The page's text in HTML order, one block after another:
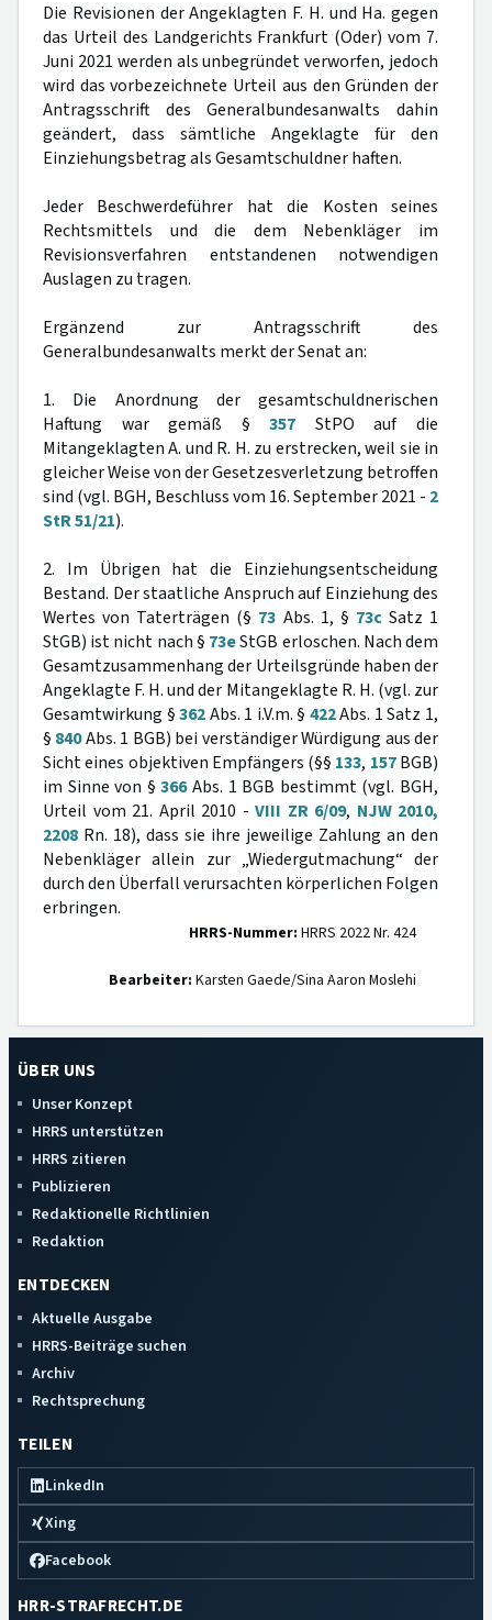
Die Revisionen der Angeklagten F. H. und Ha. gegen
das Urteil des Landgerichts Frankfurt (Oder) vom 7.
Juni 2021 werden als unbegründet verworfen, jedoch
wird das vorbezeichnete Urteil aus den Gründen der
Antragsschrift des Generalbundesanwalts dahin
geändert, dass sämtliche Angeklagte für den
Einziehungsbetrag als Gesamtschuldner haften.
Jeder Beschwerdeführer hat die Kosten seines
Rechtsmittels und die dem Nebenkläger im
Revisionsverfahren entstandenen notwendigen
Auslagen zu tragen.
Ergänzend zur Antragsschrift des
Generalbundesanwalts merkt der Senat an:
1. Die Anordnung der gesamtschuldnerischen
Haftung war gemäß §357 StPO auf die
Mitangeklagten A. und R. H. zu erstrecken, weil sie in
gleicher Weise von der Gesetzesverletzung betroffen
sind (vgl. BGH, Beschluss vom 16. September 2021 - 2
StR 51/21).
2. Im Übrigen hat die Einziehungsentscheidung
Bestand. Der staatliche Anspruch auf Einziehung des
Wertes von Taterträgen (§ 73 Abs. 1, § 73cSatz 1
StGB) ist nicht nach § 73eStGB erloschen. Nach dem
Gesamtzusammenhang der Urteilsgründe haben der
Angeklagte F. H. und der Mitangeklagte R. H. (vgl. zur
Gesamtwirkung §362Abs. 1 i.V.m. § 422Abs. 1 Satz 1,
§ 840Abs. 1 BGB) bei verständiger Würdigung aus der
Sicht eines objektiven Empfängers (§§ 133, 157BGB)
im Sinne von §366Abs. 1 BGB bestimmt (vgl. BGH,
Urteil vom 21. April 2010 - VIII ZR 6/09, NJW 2010,
2208 Rn. 18), dass sie ihre jeweilige Zahlung an den
Nebenkläger allein zur „Wiedergutmachung“ der
durch den Überfall verursachten körperlichen Folgen
erbringen.
HRRS-Nummer: HRRS 2022 Nr. 424
Bearbeiter: Karsten Gaede/Sina Aaron Moslehi
ÜBER UNS
Unser Konzept
HRRS unterstützen
HRRS zitieren
Publizieren
Redaktionelle Richtlinien
Redaktion
ENTDECKEN
Aktuelle Ausgabe
HRRS-Beiträge suchen
Archiv
Rechtsprechung
TEILEN
LinkedIn
Xing
Facebook
HRR-STRAFRECHT.DE